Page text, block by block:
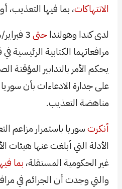
الانتهاكات، بما فيها التعذيب،
لدى كندا وهولنداحتى
مرافعاتهما الكتابية الرئيسية
يحكم الأمر بالتدابير
على جدارة الادعاءات بأن
مناهضة التعذيب.
أنكرتسوريا باستمرار مزاعم
الأدلة التي أبلغت عنها هيئات
غير الحكومية المستقلة، بما
والتي وجدت أن الجرائم في